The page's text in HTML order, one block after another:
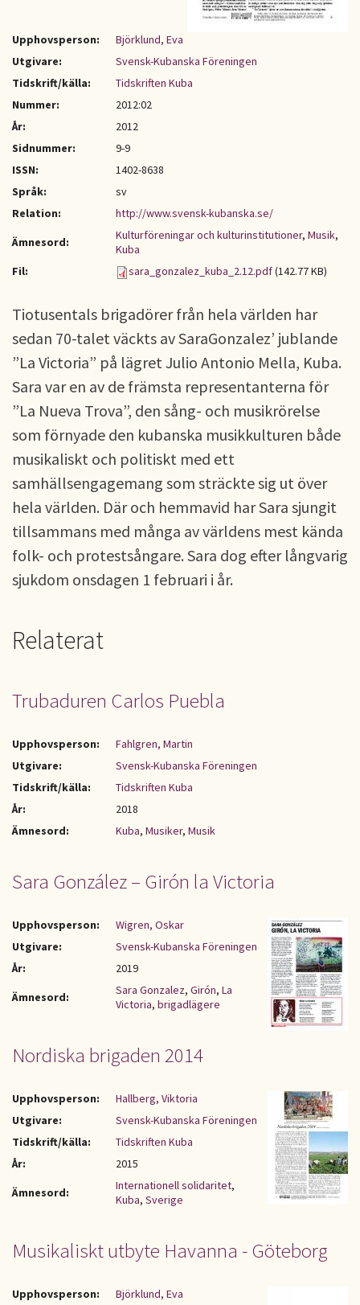
Upphovsperson:
Björklund, Eva
Utgivare:
Svensk-Kubanska Föreningen
Tidskrift/källa:
Tidskriften Kuba
Nummer:
2012:02
År:
2012
Sidnummer:
9-9
ISSN:
1402-8638
Språk:
sv
Relation:
http://www.svensk-kubanska.se/
Ämnesord:
Kulturföreningar och kulturinstitutioner, Musik,
Kuba
Fil:
sara_gonzalez_kuba_2.12.pdf(142.77 KB)
Tiotusentals brigadörer från hela världen har
sedan 70-talet väckts av SaraGonzalez’ jublande
”La Victoria” på lägret Julio Antonio Mella, Kuba.
Sara var en av de främsta representanterna för
”La Nueva Trova”, den sång- och musikrörelse
som förnyade den kubanska musikkulturen både
musikaliskt och politiskt med ett
samhällsengagemang som sträckte sig ut över
hela världen. Där och hemmavid har Sara sjungit
tillsammans med många av världens mest kända
folk- och protestsångare. Sara dog efter långvarig
sjukdom onsdagen 1 februari i år.
Relaterat
Trubaduren Carlos Puebla
Upphovsperson:
Fahlgren, Martin
Utgivare:
Svensk-Kubanska Föreningen
Tidskrift/källa:
Tidskriften Kuba
År:
2018
Ämnesord:
Kuba, Musiker, Musik
Sara González – Girón la Victoria
Upphovsperson:
Wigren, Oskar
Utgivare:
Svensk-Kubanska Föreningen
År:
2019
Ämnesord:
Sara Gonzalez, Girón, La
Victoria, brigadlägere
Nordiska brigaden 2014
Upphovsperson:
Hallberg, Viktoria
Utgivare:
Svensk-Kubanska Föreningen
Tidskrift/källa:
Tidskriften Kuba
År:
2015
Ämnesord:
Internationell solidaritet,
Kuba, Sverige
Musikaliskt utbyte Havanna - Göteborg
Upphovsperson:
Björklund, Eva